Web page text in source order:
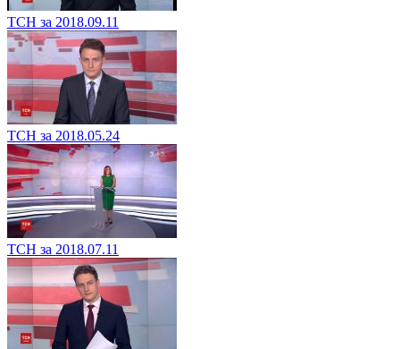
ТСН за 2018.09.11
ТСН за 2018.05.24
ТСН за 2018.07.11